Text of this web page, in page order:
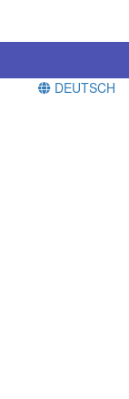
DEUTSCH